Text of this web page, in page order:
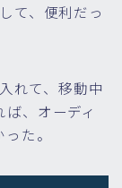
て、便利だっ
れて、移動中
、オーディ
た。